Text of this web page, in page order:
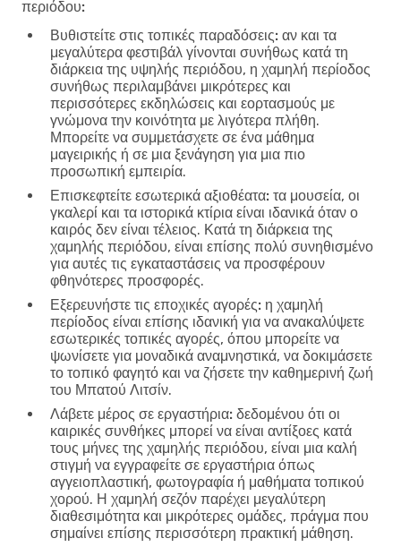
περιόδου:
Βυθιστείτε στις τοπικές παραδόσεις: αν και τα
μεγαλύτερα φεστιβάλ γίνονται συνήθως κατά τη
διάρκεια της υψηλής περιόδου, η χαμηλή περίοδος
συνήθως περιλαμβάνει μικρότερες και
περισσότερες εκδηλώσεις και εορτασμούς με
γνώμονα την κοινότητα με λιγότερα πλήθη.
Μπορείτε να συμμετάσχετε σε ένα μάθημα
μαγειρικής ή σε μια ξενάγηση για μια πιο
προσωπική εμπειρία.
Επισκεφτείτε εσωτερικά αξιοθέατα: τα μουσεία, οι
γκαλερί και τα ιστορικά κτίρια είναι ιδανικά όταν ο
καιρός δεν είναι τέλειος. Κατά τη διάρκεια της
χαμηλής περιόδου, είναι επίσης πολύ συνηθισμένο
για αυτές τις εγκαταστάσεις να προσφέρουν
φθηνότερες προσφορές.
Εξερευνήστε τις εποχικές αγορές: η χαμηλή
περίοδος είναι επίσης ιδανική για να ανακαλύψετε
εσωτερικές τοπικές αγορές, όπου μπορείτε να
ψωνίσετε για μοναδικά αναμνηστικά, να δοκιμάσετε
το τοπικό φαγητό και να ζήσετε την καθημερινή ζωή
του Μπατού Λιτσίν.
Λάβετε μέρος σε εργαστήρια: δεδομένου ότι οι
καιρικές συνθήκες μπορεί να είναι αντίξοες κατά
τους μήνες της χαμηλής περιόδου, είναι μια καλή
στιγμή να εγγραφείτε σε εργαστήρια όπως
αγγειοπλαστική, φωτογραφία ή μαθήματα τοπικού
χορού. Η χαμηλή σεζόν παρέχει μεγαλύτερη
διαθεσιμότητα και μικρότερες ομάδες, πράγμα που
σημαίνει επίσης περισσότερη πρακτική μάθηση.